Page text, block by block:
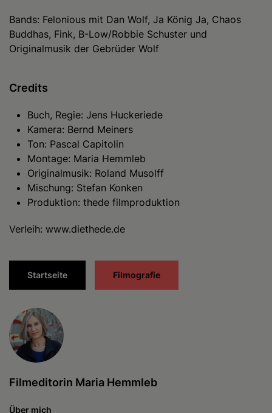
Bands: Felonious mit Dan Wolf, Ja König Ja, Chaos
Buddhas, Fink, B-Low/Robbie Schuster und
Originalmusik der Gebrüder Wolf
Credits
Buch, Regie: Jens Huckeriede
Kamera: Bernd Meiners
Ton: Pascal Capitolin
Montage: Maria Hemmleb
Originalmusik: Roland Musolff
Mischung: Stefan Konken
Produktion: thede filmproduktion
Verleih: www.diethede.de
Startseite Filmografie
Filmeditorin Maria Hemmleb
Über mich